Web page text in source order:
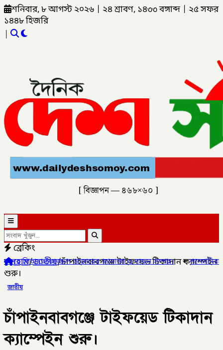
শনিবার, ৮ আগস্ট ২০২৬ ২৪ শ্রাবণ, ১৪৩৩ বঙ্গাব্দ
২৫ সফর
১৪৪৮ হিজরি
|
[ বিজ্ঞাপন — ৪৬৮×৬০ ]
ব্রেকিং
ডাক্তারের জানাজা ও দাফন সম্পন্ন।✦লালমনিরহাটের ৫
হোম/জাতীয়/চাঁপাইনবাবগঞ্জে টাইফয়েড টিকাদান ক্যাম্পেইন
শুরু।
জাতীয়
চাঁপাইনবাবগঞ্জে টাইফয়েড টিকাদান
ক্যাম্পেইন শুরু।